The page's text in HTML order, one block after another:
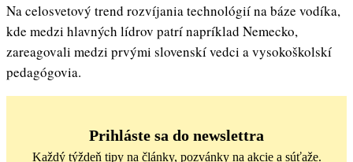
Na celosvetový trend rozvíjania technológií na báze vodíka,
kde medzi hlavných lídrov patrí napríklad Nemecko,
zareagovali medzi prvými slovenskí vedci a vysokoškolskí
pedagógovia.
Prihláste sa do newslettra
Každý týždeň tipy na články, pozvánky na akcie a súťaže.